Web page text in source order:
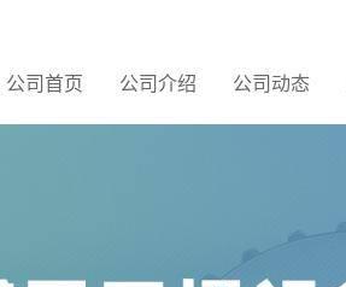
公司首页 公司介绍 公司动态